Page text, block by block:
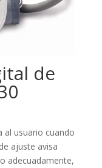
de
al usuario cuando
ajuste avisa
adecuadamente,